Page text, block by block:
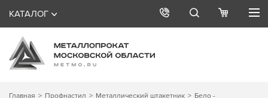
КАТАЛОГ
Главная Профнастил Металлический штакетник
Бело -